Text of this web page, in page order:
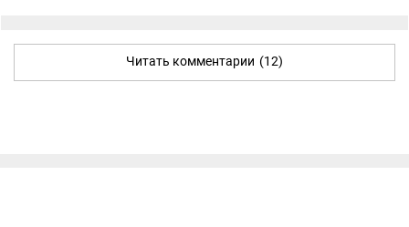
Читать комментарии (12)